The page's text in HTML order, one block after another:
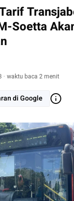
Soetta
· waktu baca 2 menit
di Google